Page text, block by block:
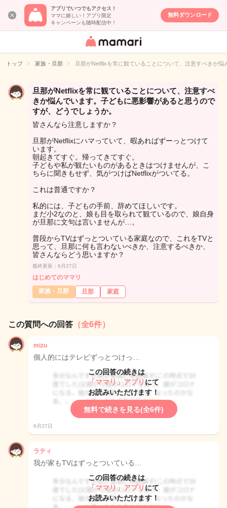
アプリでいつでもアクセス！
ママに嬉しい！アプリ限定
キャンペーンも随時配信中！
無料ダウンロード
女性専用匿名QA
イト
トップ 家族・旦那 旦那がNetflixを常に観ていることについて、注意すべきか
旦那がNetflixを常に観ていることについて、注意すべ
きか悩んでいます。子どもに悪影響があると思うので
すが、どうでしょうか。
皆さんなら注意しますか？
旦那がNetflixにハマっていて、暇あればずーっとつけて
います。
朝起きてすぐ。帰ってきてすぐ。
子どもや私が観たいものがあるときはつけませんが、こ
ちらに聞きもせず、気がつけばNetflixがついてる。
これは普通ですか？
私的には、子どもの手前、辞めてほしいです。
まだ小2なのと、娘も目を取られて観ているので、娘自身
が旦那に文句は言いませんが…。
普段からTVはずっとついている家庭なので、これをTVと
思って、旦那に何も言わないべきか、注意するべきか、
皆さんならどう思いますか？
最終更新：6月27日
はじめてのママリ
家族・旦那
旦那 家庭
この質問への回答 （全6件）
mizu
個人的にはテレビずっとつけっ…
この回答の続きは
「ママリ」アプリ にて
お読みいただけます！
無料で続きを見る(全6件)
6月27日
ラティ
我が家もTVはずっとついている…
この回答の続きは
「ママリ」アプリ にて
お読みいただけます！